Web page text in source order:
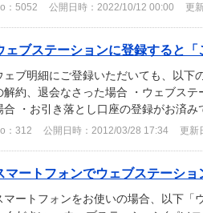
：5052 公開日時：2022/10/12 00:00 更
ェブステーションに登録すると
ェブ明細にご登録いただいても、以下
解約、退会なさった場合 ・ウェブス
合 ・お引き落とし口座の登録がお済
：312 公開日時：2012/03/28 17:34 更新
マートフォンでウェブステーショ
マートフォンをお使いの場合、以下「